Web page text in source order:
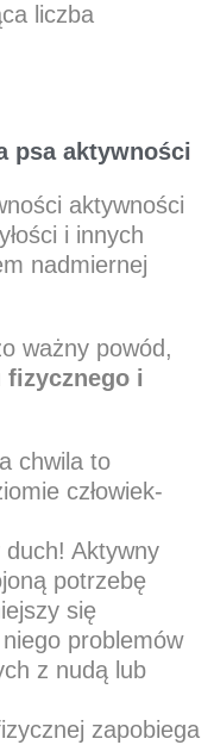
liczba
psa aktywności
aktywności
i innych
nadmiernej
ważny powód,
fizycznego i
chwila to
człowiek-
Aktywny
potrzebę
się
problemów
z nudą lub
zapobiega